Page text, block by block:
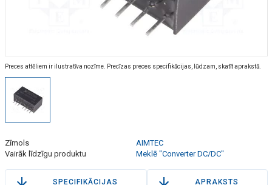
Preces attēliem ir ilustratīva nozīme. Precīzas preces specifikācijas, lūdzam, skatīt aprakstā.
Zīmols
AIMTEC
Vairāk līdzīgu produktu
Meklē "Converter DC/DC"
SPECIFIKĀCIJAS APRAKSTS